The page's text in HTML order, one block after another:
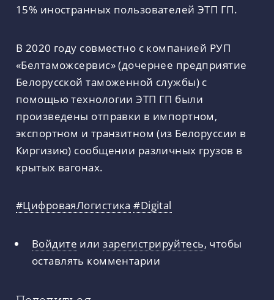
15% иностранных пользователей ЭТП ГП.
В 2020 году совместно с компанией РУП
«Белтаможсервис» (дочернее предприятие
Белорусской таможенной службы) с
помощью технологии ЭТП ГП были
произведены отправки в импортном,
экспортном и транзитном (из Белоруссии в
Киргизию) сообщении различных грузов в
крытых вагонах.
#ЦифроваяЛогистика #Digital
Войдите илизарегистрируйтесь, чтобы
оставлять комментарии